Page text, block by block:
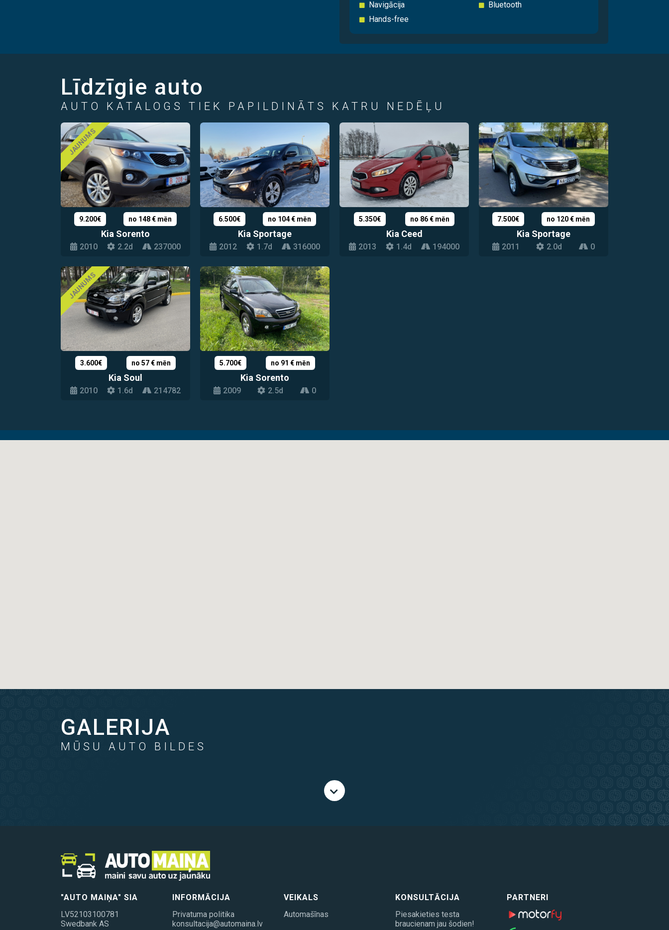
Navigācija
Bluetooth
Hands-free
Līdzīgie auto
AUTO KATALOGS TIEK PAPILDINĀTS KATRU NEDĒĻU
JAUNUMS
9.200€ no 148 € mēn
Kia Sorento
2010 2.2d 237000
6.500€ no 104 € mēn
Kia Sportage
2012 1.7d 316000
5.350€ no 86 € mēn
Kia Ceed
2013 1.4d 194000
7.500€ no 120 € mēn
Kia Sportage
2011 2.0d 0
JAUNUMS
3.600€ no 57 € mēn
Kia Soul
2010 1.6d 214782
5.700€ no 91 € mēn
Kia Sorento
2009 2.5d 0
GALERIJA
MŪSU AUTO BILDES
"AUTO MAIŅA" SIA
LV52103100781
Swedbank AS
INFORMĀCIJA
Privatuma politika
konsultacija@automaina.lv
VEIKALS
Automašīnas
KONSULTĀCIJA
Piesakieties testa
braucienam jau šodien!
PARTNERI